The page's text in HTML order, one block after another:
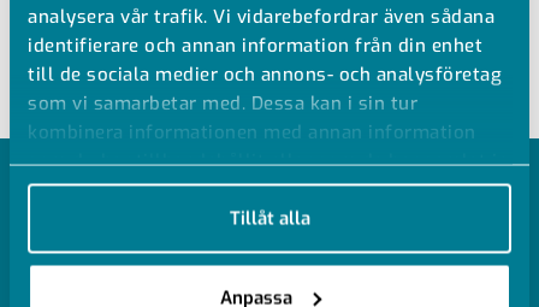
analysera vår trafik. Vi vidarebefordrar även sådana
identifierare och annan information från din enhet
till de sociala medier och annons- och analysföretag
som vi samarbetar med. Dessa kan i sin tur
kombinera informationen med annan information
som du har tillhandahållit eller som de har samlat in
när du har använt deras tjänster.
Tillåt alla
Anpassa